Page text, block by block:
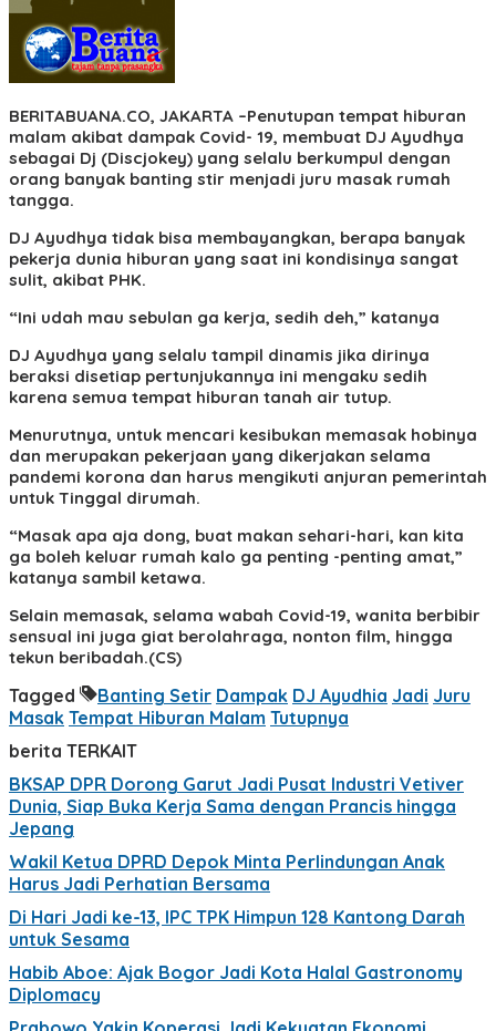
BERITABUANA.CO, JAKARTA –Penutupan tempat hiburan
malam akibat dampak Covid- 19, membuat DJ Ayudhya
sebagai Dj (Discjokey) yang selalu berkumpul dengan
orang banyak banting stir menjadi juru masak rumah
tangga.
DJ Ayudhya tidak bisa membayangkan, berapa banyak
pekerja dunia hiburan yang saat ini kondisinya sangat
sulit, akibat PHK.
“Ini udah mau sebulan ga kerja, sedih deh,” katanya
DJ Ayudhya yang selalu tampil dinamis jika dirinya
beraksi disetiap pertunjukannya ini mengaku sedih
karena semua tempat hiburan tanah air tutup.
Menurutnya, untuk mencari kesibukan memasak hobinya
dan merupakan pekerjaan yang dikerjakan selama
pandemi korona dan harus mengikuti anjuran pemerintah
untuk Tinggal dirumah.
“Masak apa aja dong, buat makan sehari-hari, kan kita
ga boleh keluar rumah kalo ga penting -penting amat,”
katanya sambil ketawa.
Selain memasak, selama wabah Covid-19, wanita berbibir
sensual ini juga giat berolahraga, nonton film, hingga
tekun beribadah.(CS)
Tagged Banting Setir Dampak DJ Ayudhia Jadi Juru
Masak Tempat Hiburan Malam Tutupnya
berita TERKAIT
BKSAP DPR Dorong Garut Jadi Pusat Industri Vetiver
Dunia, Siap Buka Kerja Sama dengan Prancis hingga
Jepang
Wakil Ketua DPRD Depok Minta Perlindungan Anak
Harus Jadi Perhatian Bersama
Di Hari Jadi ke-13, IPC TPK Himpun 128 Kantong Darah
untuk Sesama
Habib Aboe: Ajak Bogor Jadi Kota Halal Gastronomy
Diplomacy